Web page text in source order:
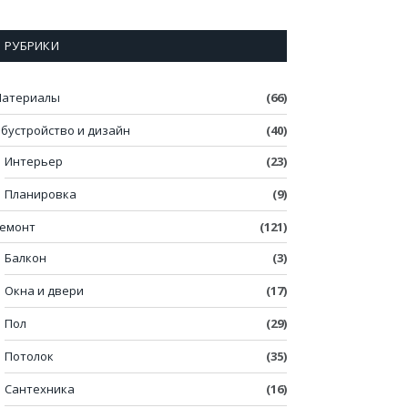
РУБРИКИ
(66)
и дизайн
(40)
Интерьер
(23)
Планировка
(9)
(121)
Балкон
(3)
Окна и двери
(17)
Пол
(29)
Потолок
(35)
Сантехника
(16)